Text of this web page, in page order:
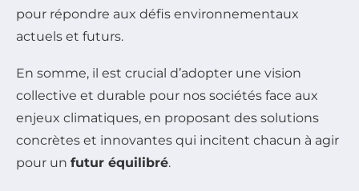
pour répondre aux défis environnementaux
actuels et futurs.
En somme, il est crucial d’adopter une vision
collective et durable pour nos sociétés face aux
enjeux climatiques, en proposant des solutions
concrètes et innovantes qui incitent chacun à agir
pour un futur équilibré.